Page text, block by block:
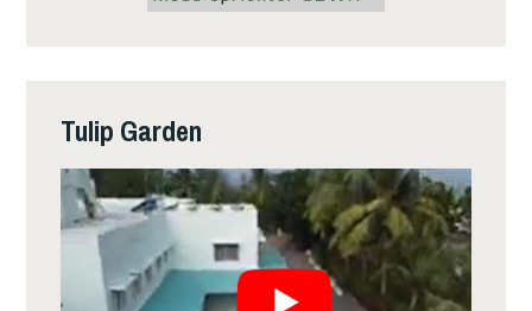
Tulip Garden